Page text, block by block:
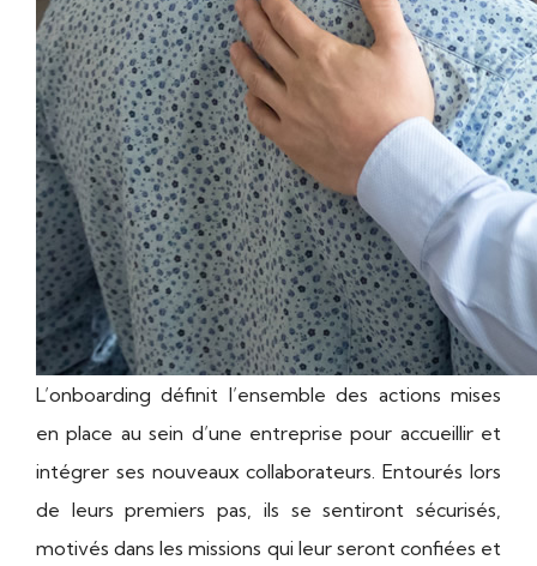
L’onboarding définit l’ensemble des actions mises
en place au sein d’une entreprise pour accueillir et
intégrer ses nouveaux collaborateurs. Entourés lors
de leurs premiers pas, ils se sentiront sécurisés,
motivés dans les missions qui leur seront confiées et